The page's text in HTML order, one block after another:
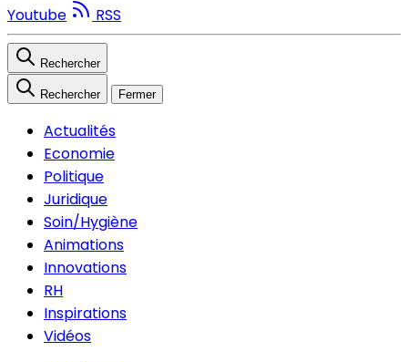
Youtube
RSS
Rechercher
Rechercher Fermer
Actualités
Economie
Politique
Juridique
Soin/Hygiène
Animations
Innovations
RH
Inspirations
Vidéos